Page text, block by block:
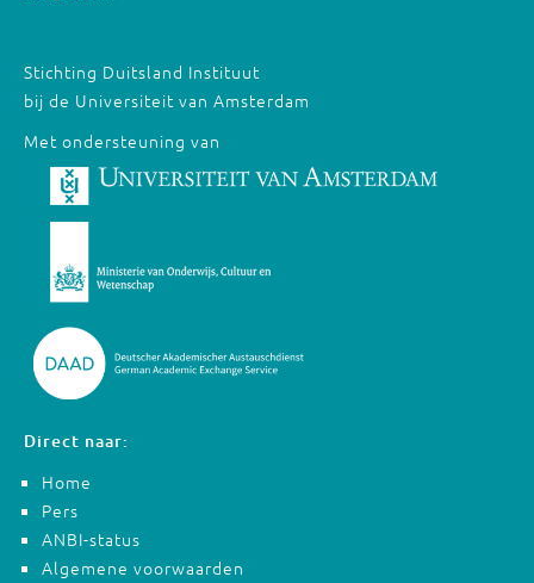
Stichting Duitsland Instituut
bij de Universiteit van Amsterdam
Met ondersteuning van
Direct naar:
Home
Pers
ANBI-status
Algemene voorwaarden